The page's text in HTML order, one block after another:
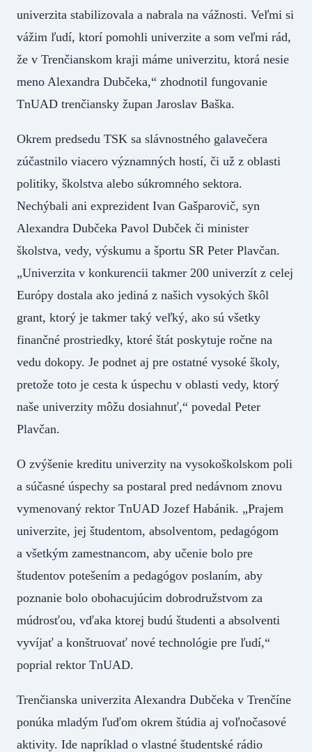
univerzita stabilizovala a nabrala na vážnosti. Veľmi si
vážim ľudí, ktorí pomohli univerzite a som veľmi rád,
že v Trenčianskom kraji máme univerzitu, ktorá nesie
meno Alexandra Dubčeka,“ zhodnotil fungovanie
TnUAD trenčiansky župan Jaroslav Baška.
Okrem predsedu TSK sa slávnostného galavečera
zúčastnilo viacero významných hostí, či už z oblasti
politiky, školstva alebo súkromného sektora.
Nechýbali ani exprezident Ivan Gašparovič, syn
Alexandra Dubčeka Pavol Dubček či minister
školstva, vedy, výskumu a športu SR Peter Plavčan.
„Univerzita v konkurencii takmer 200 univerzít z celej
Európy dostala ako jediná z našich vysokých škôl
grant, ktorý je takmer taký veľký, ako sú všetky
finančné prostriedky, ktoré štát poskytuje ročne na
vedu dokopy. Je podnet aj pre ostatné vysoké školy,
pretože toto je cesta k úspechu v oblasti vedy, ktorý
naše univerzity môžu dosiahnuť,“ povedal Peter
Plavčan.
O zvýšenie kreditu univerzity na vysokoškolskom poli
a súčasné úspechy sa postaral pred nedávnom znovu
vymenovaný rektor TnUAD Jozef Habánik. „Prajem
univerzite, jej študentom, absolventom, pedagógom
a všetkým zamestnancom, aby učenie bolo pre
študentov potešením a pedagógov poslaním, aby
poznanie bolo obohacujúcim dobrodružstvom za
múdrosťou, vďaka ktorej budú študenti a absolventi
vyvíjať a konštruovať nové technológie pre ľudí,“
poprial rektor TnUAD.
Trenčianska univerzita Alexandra Dubčeka v Trenčíne
ponúka mladým ľuďom okrem štúdia aj voľnočasové
aktivity. Ide napríklad o vlastné študentské rádio